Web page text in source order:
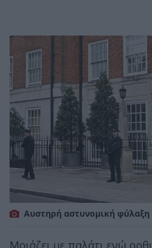
Αυστηρή αστυνομική φύλαξη